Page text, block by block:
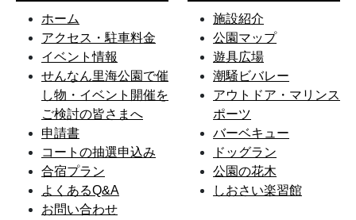
ホーム
アクセス・駐車料金
イベント情報
せんなん里海公園で催
し物・イベント開催を
ご検討の皆さまへ
申請書
コートの抽選申込み
合宿プラン
よくあるQ&A
お問い合わせ
施設紹介
公園マップ
遊具広場
潮騒ビバレー
アウトドア・マリンス
ポーツ
バーベキュー
ドッグラン
公園の花木
しおさい楽習館